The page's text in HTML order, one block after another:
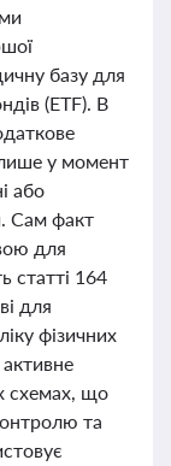
базу для
(ETF). В
у момент
або
Сам факт
для
статті 164
для
фізичних
схемах, що
та